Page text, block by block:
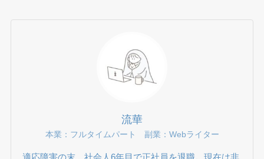
流華
本業：フルタイムパート 副業：Webライター
適応障害の末、社会人6年目で正社員を退職。現在は非